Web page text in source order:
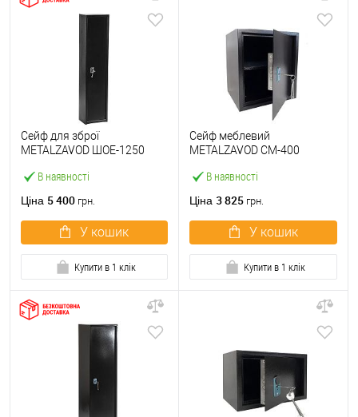
В наявності
Сейф для зброї
METALZAVOD ШОЕ-1250
Ціна 5 400 грн.
У кошик
Купити в 1 клік
В наявності
Сейф меблевий
METALZAVOD СМ-400
Ціна 3 825 грн.
У кошик
Купити в 1 клік